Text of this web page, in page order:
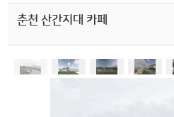
춘천 산간지대 카페